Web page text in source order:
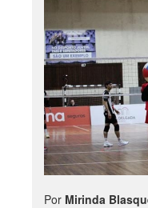
Por Mirinda